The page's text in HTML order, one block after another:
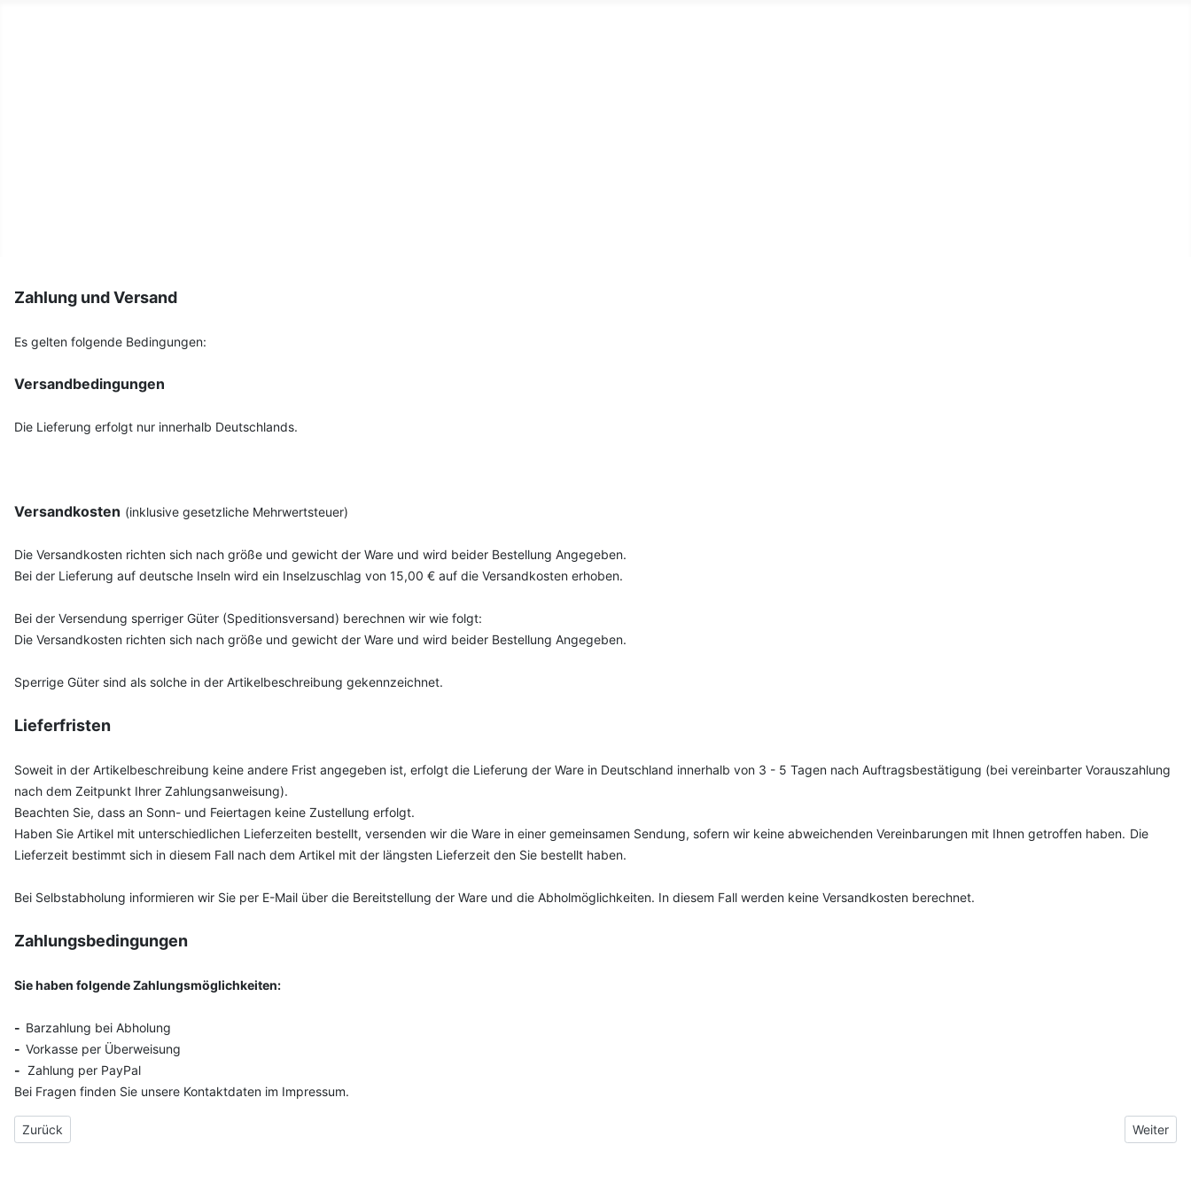
Zahlung und Versand
Es gelten folgende Bedingungen:
Versandbedingungen
Die Lieferung erfolgt nur innerhalb Deutschlands.
Versandkosten (inklusive gesetzliche Mehrwertsteuer)
Die Versandkosten richten sich nach größe und gewicht der Ware und wird beider Bestellung Angegeben.
Bei der Lieferung auf deutsche Inseln wird ein Inselzuschlag von 15,00 € auf die Versandkosten erhoben.
Bei der Versendung sperriger Güter (Speditionsversand) berechnen wir wie folgt:
Die Versandkosten richten sich nach größe und gewicht der Ware und wird beider Bestellung Angegeben.
Sperrige Güter sind als solche in der Artikelbeschreibung gekennzeichnet.
Lieferfristen
Soweit in der Artikelbeschreibung keine andere Frist angegeben ist, erfolgt die Lieferung der Ware in Deutschland innerhalb von 3 - 5 Tagen nach Auftragsbestätigung (bei vereinbarter Vorauszahlung
nach dem Zeitpunkt Ihrer Zahlungsanweisung).
Beachten Sie, dass an Sonn- und Feiertagen keine Zustellung erfolgt.
Haben Sie Artikel mit unterschiedlichen Lieferzeiten bestellt, versenden wir die Ware in einer gemeinsamen Sendung, sofern wir keine abweichenden Vereinbarungen mit Ihnen getroffen haben. Die
Lieferzeit bestimmt sich in diesem Fall nach dem Artikel mit der längsten Lieferzeit den Sie bestellt haben.
Bei Selbstabholung informieren wir Sie per E-Mail über die Bereitstellung der Ware und die Abholmöglichkeiten. In diesem Fall werden keine Versandkosten berechnet.
Zahlungsbedingungen
Sie haben folgende Zahlungsmöglichkeiten:
- Barzahlung bei Abholung
- Vorkasse per Überweisung
- Zahlung per PayPal
Bei Fragen finden Sie unsere Kontaktdaten im Impressum.
Vorheriger Beitrag: Unser Laden
Zurück Nächster
Weiter